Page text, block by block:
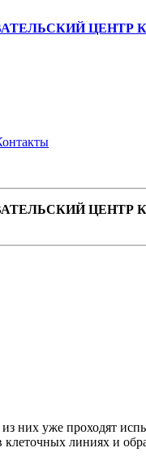
ЦЕНТР
ЦЕНТР
них уже проходят
линиях и